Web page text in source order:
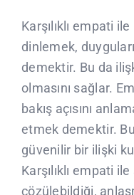
Karşılıklı empati
dinlemek,
demektir. Bu da
olmasını sağlar.
bakış açısını
etmek demektir.
güvenilir bir ilişki
Karşılıklı empati
çözülebildiği,